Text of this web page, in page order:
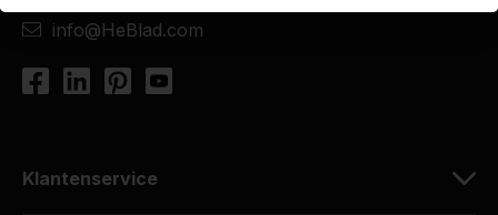
info@HeBlad.com
Klantenservice